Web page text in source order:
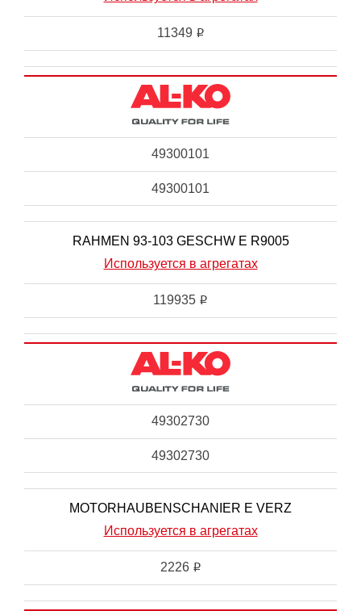
11349 i
49300101
49300101
RAHMEN 93-103 GESCHW E R9005
Используется в агрегатах
119935 i
49302730
49302730
MOTORHAUBENSCHANIER E VERZ
Используется в агрегатах
2226 i